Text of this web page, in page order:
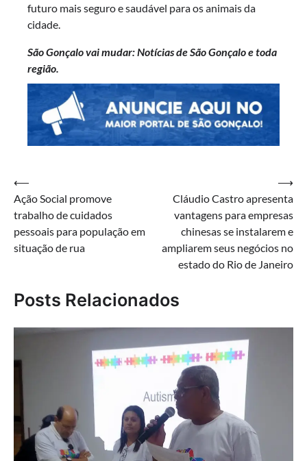
futuro mais seguro e saudável para os animais da
cidade.
São Gonçalo vai mudar: Notícias de São Gonçalo e toda
região.
Navegação
de
Post
⟵
Ação Social promove
trabalho de cuidados
pessoais para população em
situação de rua
Cláudio Castro apresenta
vantagens para empresas
chinesas se instalarem e
ampliarem seus negócios no
estado do Rio de Janeiro
⟶
Posts Relacionados